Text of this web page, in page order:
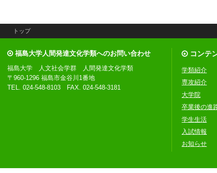
トップ
福島大学人間発達文化学類へのお問い合わせ
福島大学 人文社会学群 人間発達文化学類
〒960-1296 福島市金谷川1番地
TEL. 024-548-8103 FAX. 024-548-3181
コンテ
学類紹介
専攻紹介
大学院
卒業後の進
学生生活
入試情報
お知らせ